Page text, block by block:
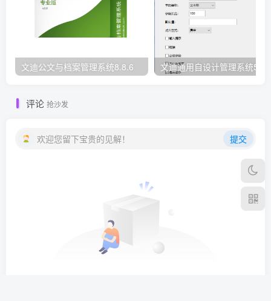
文迪公文与档案管理系统8.8.6 文迪通用自设计管理系统
评论 抢沙发
欢迎您留下宝贵的见解！ 提交